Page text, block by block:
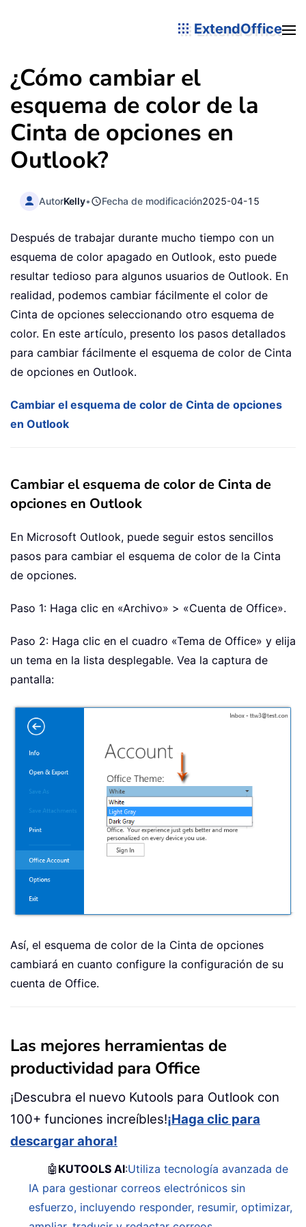
ExtendOffice
¿Cómo cambiar el
esquema de color de la
Cinta de opciones en
Outlook?
AutorKelly• Fecha de modificación2025-04-15
Después de trabajar durante mucho tiempo con un
esquema de color apagado en Outlook, esto puede
resultar tedioso para algunos usuarios de Outlook. En
realidad, podemos cambiar fácilmente el color de
Cinta de opciones seleccionando otro esquema de
color. En este artículo, presento los pasos detallados
para cambiar fácilmente el esquema de color de Cinta
de opciones en Outlook.
Cambiar el esquema de color de Cinta de opciones
en Outlook
Cambiar el esquema de color de Cinta de
opciones en Outlook
En Microsoft Outlook, puede seguir estos sencillos
pasos para cambiar el esquema de color de la Cinta
de opciones.
Paso 1: Haga clic en «Archivo» > «Cuenta de Office».
Paso 2: Haga clic en el cuadro «Tema de Office» y elija
un tema en la lista desplegable. Vea la captura de
pantalla:
Así, el esquema de color de la Cinta de opciones
cambiará en cuanto configure la configuración de su
cuenta de Office.
Las mejores herramientas de
productividad para Office
¡Descubra el nuevo Kutools para Outlook con
100+ funciones increíbles!¡Haga clic para
descargar ahora!
🤖 KUTOOLS AI:Utiliza tecnología avanzada de
IA para gestionar correos electrónicos sin
esfuerzo, incluyendo responder, resumir, optimizar,